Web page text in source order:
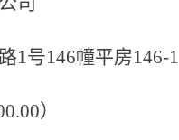
1号146幢平房146-1
）